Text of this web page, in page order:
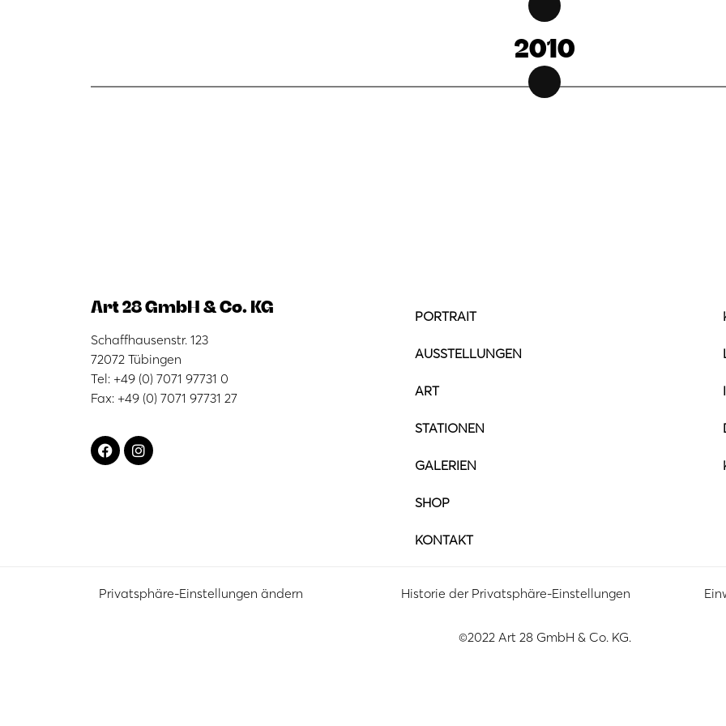
2010
Art 28 GmbH & Co. KG
Schaffhausenstr. 123
72072 Tübingen
Tel: +49 (0) 7071 97731 0
Fax: +49 (0) 7071 97731 27
PORTRAIT
AUSSTELLUNGEN
ART
STATIONEN
GALERIEN
SHOP
KONTAKT
Privatsphäre-Einstellungen ändern Historie der Privatsphäre-Einstellungen
©2022 Art 28 GmbH & Co. KG.